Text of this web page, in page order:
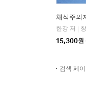
채식주의
한강 저
15,300원
검색 페